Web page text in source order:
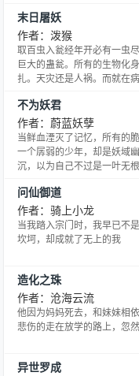
末日屠妖
作者：泼猴
取百虫入瓮经年开必有一虫
巨大的蛊瓮。所有的生物化
扎。天灾还是人祸。而就在
不为妖君
作者：蔚蓝妖孽
当鲜血湮灭了记忆，所有的
一个孱弱的少年，却是妖域
沉，以为自己不过是一叶无
运？面对血海深仇，一向平和
无谓的挣扎，还是完美的逆袭
问仙御道
作者：骑上小龙
当我踏入宗门时，我早已不
坎坷，却成就了无上的我
造化之珠
作者：沧海云流
他因为妈妈死去，和妹妹相
悲伤的走在放学的路上，忽
异世罗成